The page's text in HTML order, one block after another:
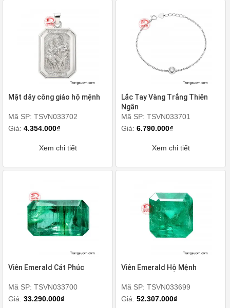
Mặt dây công giáo hộ mệnh
Mã SP: TSVN033702
Giá: 4.354.000₫
Xem chi tiết
Lắc Tay Vàng Trắng Thiên
Ngân
Mã SP: TSVN033701
Giá:6.790.000₫
Xem chi tiết
Viên Emerald Cát Phúc
Mã SP: TSVN033700
Giá: 33.290.000₫
Viên Emerald Hộ Mệnh
Mã SP: TSVN033699
Giá:52.307.000₫